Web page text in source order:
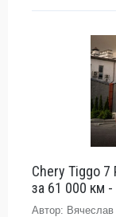
Chery Tiggo
за 61 000 км
Автор: